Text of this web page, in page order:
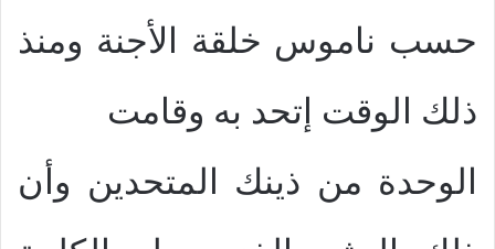
حسب ناموس خلقة الأجنة ومنذ
ذلك الوقت إتحد به وقامت
الوحدة من ذينك المتحدين وأن